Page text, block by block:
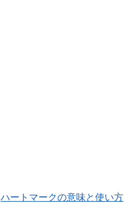
ハートマークの意味と使い方